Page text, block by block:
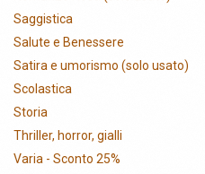
Saggistica
Salute e Benessere
Satira e umorismo (solo usato)
Scolastica
Storia
Thriller, horror, gialli
Varia - Sconto 25%